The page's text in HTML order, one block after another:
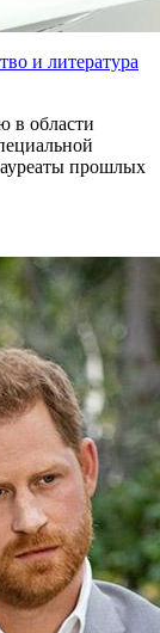
и литература
в области
прошлых